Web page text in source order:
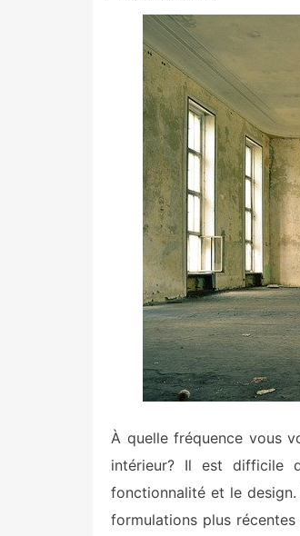
À quelle fréquence vous
intérieur? Il est difficile
fonctionnalité et le
formulations plus